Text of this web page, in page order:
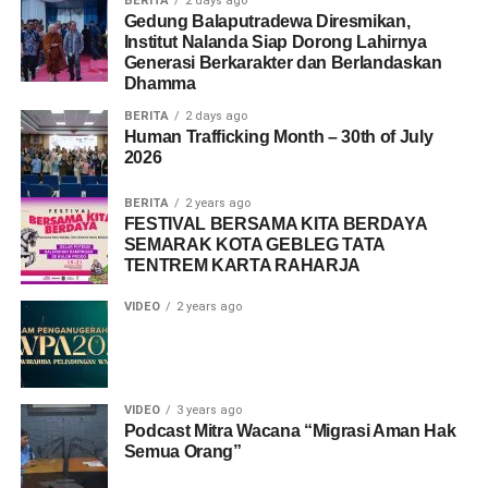
lembaga apabila di kemudian hari terjadi hal-hal yang tidak
diinginkan.
Gedung Balaputradewa Diresmikan,
Institut Nalanda Siap Dorong Lahirnya
Generasi Berkarakter dan Berlandaskan
Dhamma
BERITA 2 days ago
Human Trafficking Month – 30th of July
2026
BERITA 2 years ago
FESTIVAL BERSAMA KITA BERDAYA
SEMARAK KOTA GEBLEG TATA
TENTREM KARTA RAHARJA
VIDEO 2 years ago
VIDEO 3 years ago
Podcast Mitra Wacana “Migrasi Aman Hak
Semua Orang”